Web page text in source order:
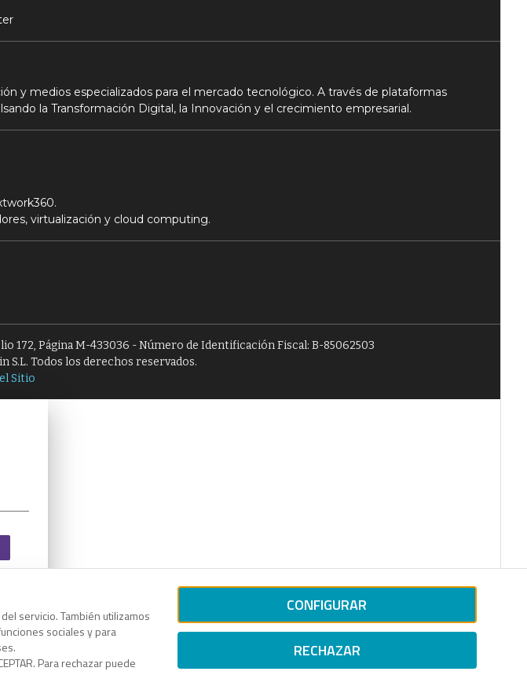
servicio. También utilizamos
sociales y para
Para rechazar puede
CONFIGURAR
RECHAZAR
y medios especializados para el mercado tecnológico. A través de plataformas
la Transformación Digital, la Innovación y el crecimiento empresarial.
virtualización y cloud computing.
172, Página M-433036 - Número de Identificación Fiscal: B-85062503
S.L. Todos los derechos reservados.
Sitio